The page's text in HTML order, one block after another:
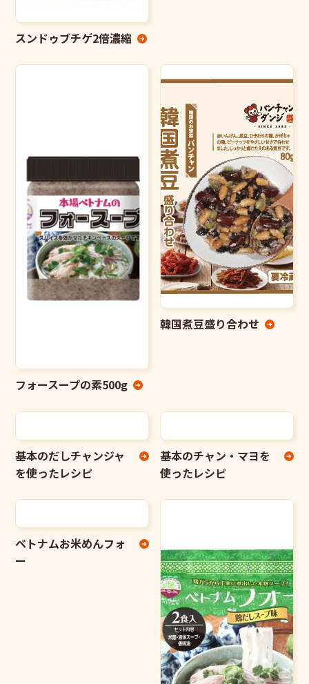
スンドゥブチゲ2倍濃縮
フォースープの素500g
韓国煮豆盛り合わせ
基本のだしチャンジャ
を使ったレシピ
基本のチャン・マヨを
使ったレシピ
ベトナムお米めんフォ
ー